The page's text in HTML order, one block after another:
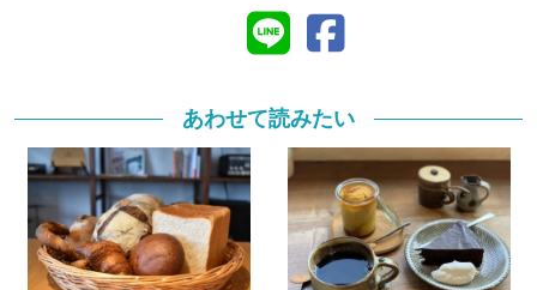
あわせて読みたい